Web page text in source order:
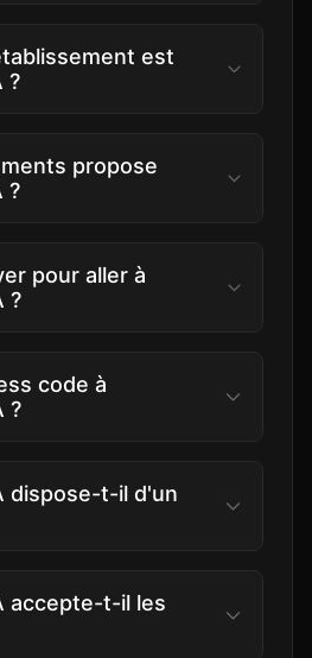
est
?
propose
?
pour aller à
?
code à
?
dispose-t-il d'un
accepte-t-il les